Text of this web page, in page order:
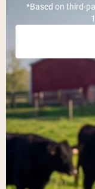
”Collagen“
”Micellar Casein“
*Based on third-